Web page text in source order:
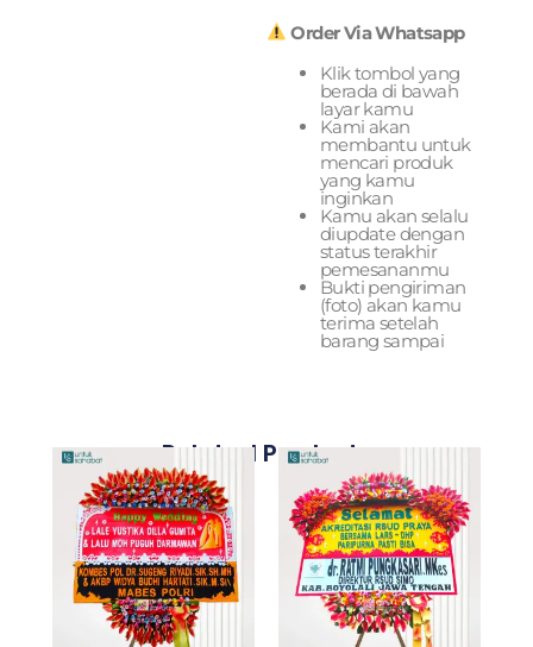
Order Via Whatsapp
Klik tombol yang
berada di bawah
layar kamu
Kami akan
membantu untuk
mencari produk
yang kamu
inginkan
Kamu akan selalu
diupdate dengan
status terakhir
pemesananmu
Bukti pengiriman
(foto) akan kamu
terima setelah
barang sampai
Related Products